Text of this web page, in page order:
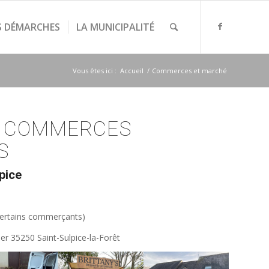
DÉMARCHES LA MUNICIPALITÉ
Vous êtes ici : Accueil / Commerces et marché
commerçants)
35250 Saint-Sulpice-la-Forêt